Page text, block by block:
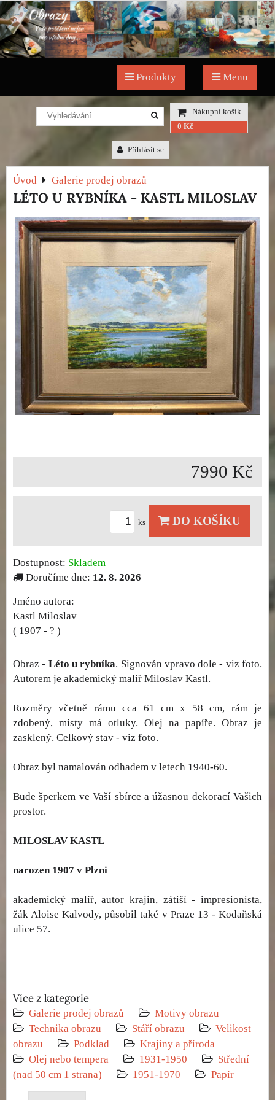
Produkty Menu
Nákupní košík
0 Kč
Přihlásit se
Úvod Galerie prodej obrazů
LÉTO U RYBNÍKA - KASTL MILOSLAV
7990 Kč
ks DO KOŠÍKU
Dostupnost: Skladem
Doručíme dne: 12. 8. 2026
Jméno autora:
Kastl Miloslav
( 1907 - ? )
Obraz - Léto u rybníka. Signován vpravo dole - viz foto.
Autorem je akademický malíř Miloslav Kastl.
Rozměry včetně rámu cca 61 cm x 58 cm, rám je
zdobený, místy má otluky. Olej na papíře. Obraz je
zasklený. Celkový stav - viz foto.
Obraz byl namalován odhadem v letech 1940-60.
Bude šperkem ve Vaší sbírce a úžasnou dekorací Vašich
prostor.
MILOSLAV KASTL
narozen 1907 v Plzni
akademický malíř, autor krajin, zátiší - impresionista,
žák Aloise Kalvody, působil také v Praze 13 - Kodaňská
ulice 57.
Více z kategorie
Galerie prodej obrazů
Motivy obrazu
Technika obrazu
Stáří obrazu
Velikost
obrazu
Podklad
Krajiny a příroda
Olej nebo tempera
1931-1950
Střední
(nad 50 cm 1 strana)
1951-1970 Papír